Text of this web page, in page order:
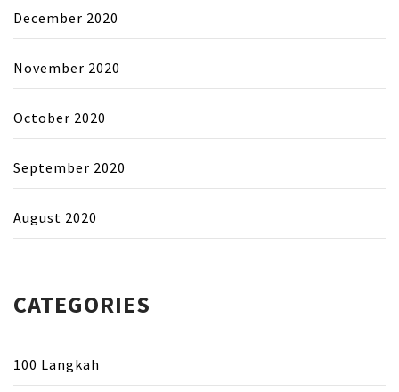
December 2020
November 2020
October 2020
September 2020
August 2020
CATEGORIES
100 Langkah